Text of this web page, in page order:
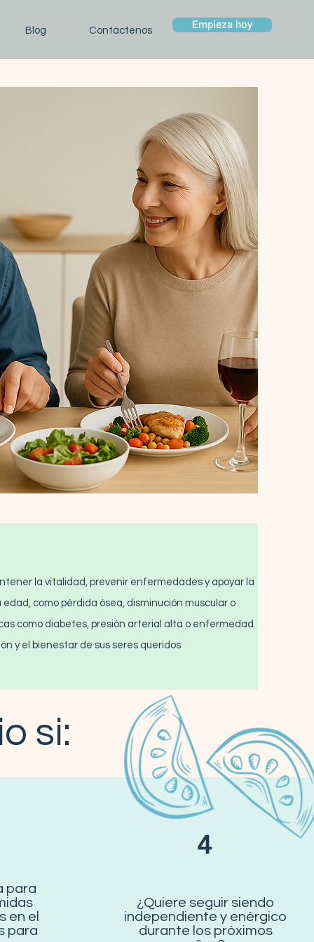
Blog Contáctenos Empieza hoy
la vitalidad, prevenir enfermedades y apoyar la
como pérdida ósea, disminución muscular o
como diabetes, presión arterial alta o enfermedad
y el bienestar de sus seres queridos
si:
para
en el
para
4
¿Quiere seguir siendo
independiente y enérgico
durante los próximos